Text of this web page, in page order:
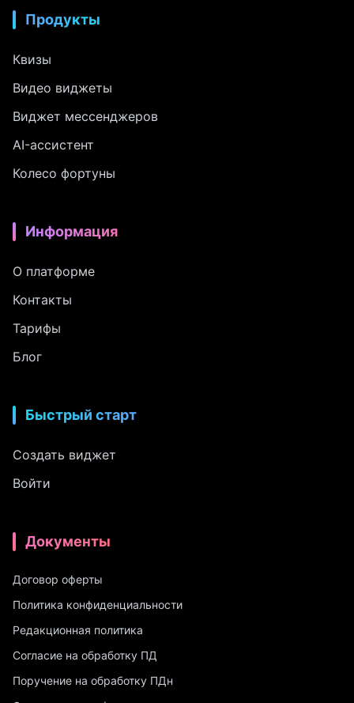
Продукты
Квизы
Видео виджеты
Виджет мессенджеров
AI-ассистент
Колесо фортуны
Информация
О платформе
Контакты
Тарифы
Блог
Быстрый старт
Создать виджет
Войти
Документы
Договор оферты
Политика конфиденциальности
Редакционная политика
Согласие на обработку ПД
Поручение на обработку ПДн